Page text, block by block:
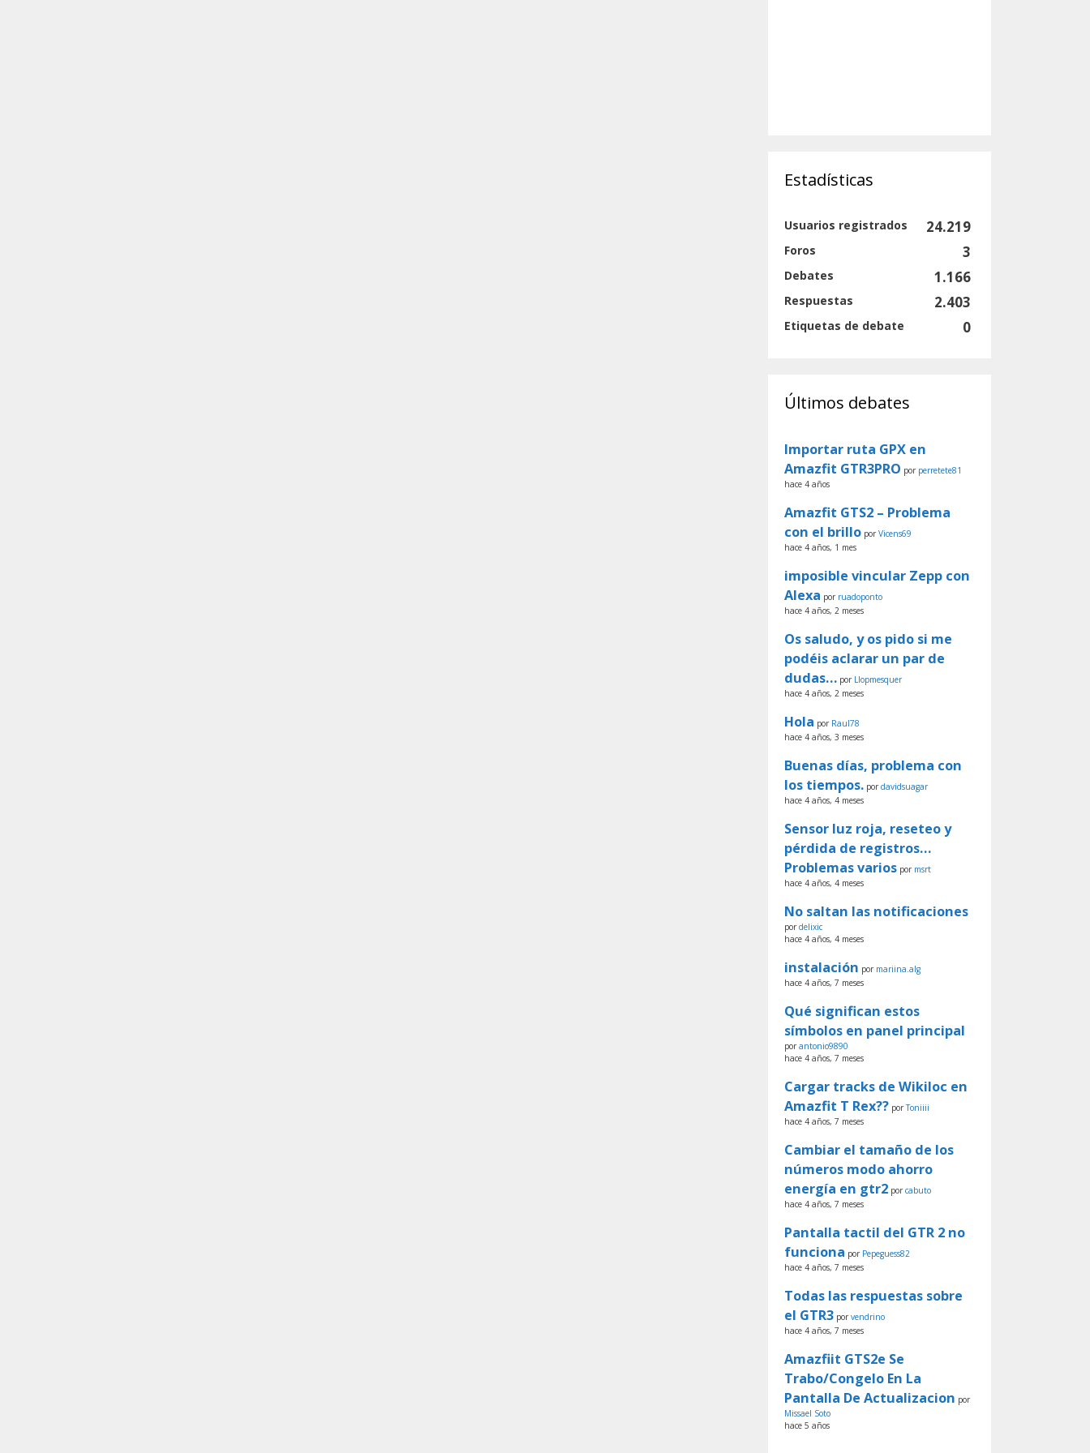
Estadísticas
Usuarios registrados 24.219
Foros 3
Debates 1.166
Respuestas 2.403
Etiquetas de debate 0
Últimos debates
Importar ruta GPX en
Amazfit GTR3PRO por perretete81
hace 4 años
Amazfit GTS2 – Problema
con el brillo porVicens69
hace 4 años, 1 mes
imposible vincular Zepp con
Alexa por ruadoponto
hace 4 años, 2 meses
Os saludo, y os pido si me
podéis aclarar un par de
dudas… por Llopmesquer
hace 4 años, 2 meses
Hola por Raul78
hace 4 años, 3 meses
Buenas días, problema con
los tiempos. pordavidsuagar
hace 4 años, 4 meses
Sensor luz roja, reseteo y
pérdida de registros…
Problemas varios por msrt
hace 4 años, 4 meses
No saltan las notificaciones
pordelixic
hace 4 años, 4 meses
instalación por mariina.alg
hace 4 años, 7 meses
Qué significan estos
símbolos en panel principal
porantonio9890
hace 4 años, 7 meses
Cargar tracks de Wikiloc en
Amazfit T Rex?? porToniiii
hace 4 años, 7 meses
Cambiar el tamaño de los
números modo ahorro
energía en gtr2 porcabuto
hace 4 años, 7 meses
Pantalla tactil del GTR 2 no
funciona por Pepeguess82
hace 4 años, 7 meses
Todas las respuestas sobre
el GTR3 porvendrino
hace 4 años, 7 meses
Amazfiit GTS2e Se
Trabo/Congelo En La
Pantalla De Actualizacion por
Missael Soto
hace 5 años